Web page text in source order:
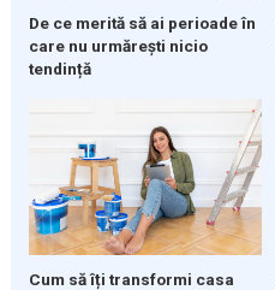
De ce merită să ai perioade în
care nu urmărești nicio
tendință
Cum să îți transformi casa